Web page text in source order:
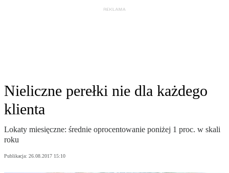
Nieliczne perełki nie dla każdego
klienta
Lokaty miesięczne: średnie oprocentowanie poniżej 1 proc. w skali
roku
Publikacja: 26.08.2017 15:10